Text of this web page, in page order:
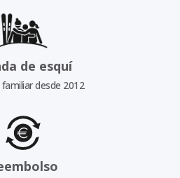
de esquí
desde 2012